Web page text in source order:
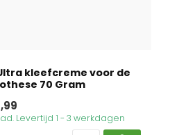
kleefcreme voor de
70 Gram
Levertijd 1 - 3 werkdagen